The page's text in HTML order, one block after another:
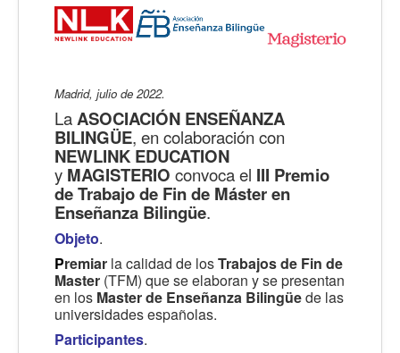
Madrid, julio de 2022.
LaASOCIACIÓN ENSEÑANZA
BILINGÜE, en colaboración con
NEWLINK EDUCATION
y MAGISTERIO convoca el III Premio
de Trabajo de Fin de Máster en
Enseñanza Bilingüe.
Objeto.
Premiarla calidad de losTrabajos de Fin de
Master(TFM) que se elaboran y se presentan
en los Master de Enseñanza Bilingüede las
universidades españolas.
Participantes.